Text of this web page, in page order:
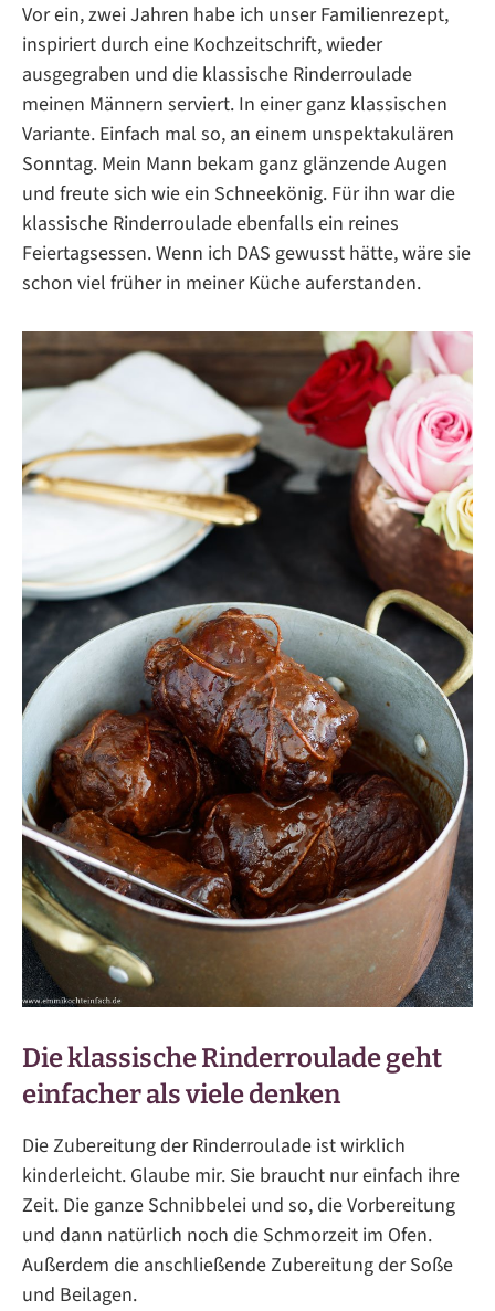
Vor ein, zwei Jahren habe ich unser Familienrezept,
inspiriert durch eine Kochzeitschrift, wieder
ausgegraben und die klassische Rinderroulade
meinen Männern serviert. In einer ganz klassischen
Variante. Einfach mal so, an einem unspektakulären
Sonntag. Mein Mann bekam ganz glänzende Augen
und freute sich wie ein Schneekönig. Für ihn war die
klassische Rinderroulade ebenfalls ein reines
Feiertagsessen. Wenn ich DAS gewusst hätte, wäre sie
schon viel früher in meiner Küche auferstanden.
Die klassische Rinderroulade geht
einfacher als viele denken
Die Zubereitung der Rinderroulade ist wirklich
kinderleicht. Glaube mir. Sie braucht nur einfach ihre
Zeit. Die ganze Schnibbelei und so, die Vorbereitung
und dann natürlich noch die Schmorzeit im Ofen.
Außerdem die anschließende Zubereitung der Soße
und Beilagen.